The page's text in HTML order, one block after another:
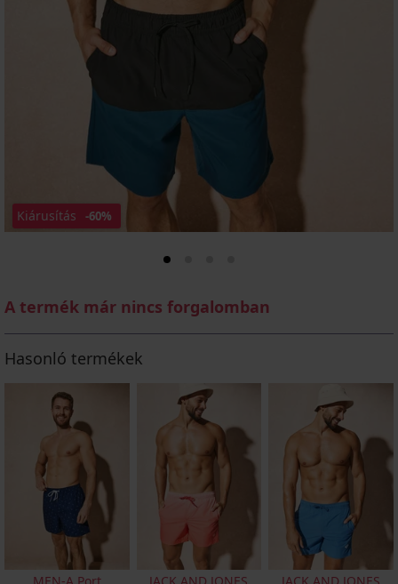
Kiárusítás -60%
A termék már nincs forgalomban
Hasonló termékek